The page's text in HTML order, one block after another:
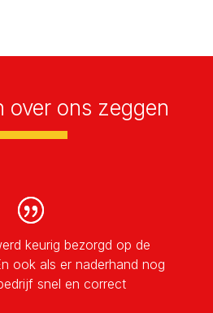
over ons zeggen
keurig bezorgd op de
ook als er naderhand nog
snel en correct